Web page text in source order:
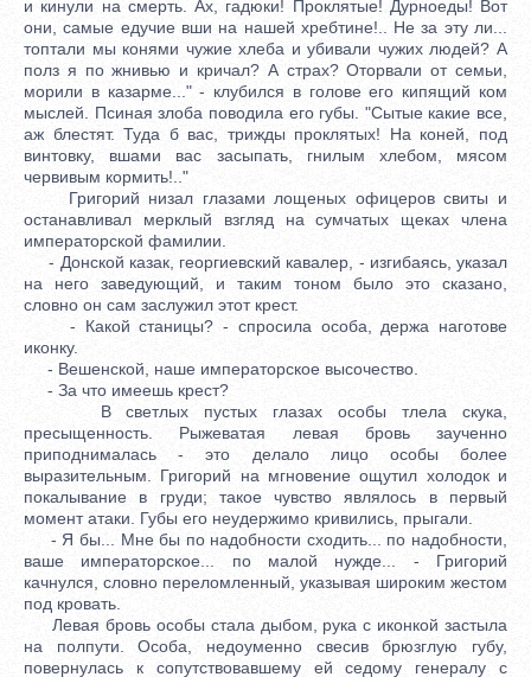
и кинули на смерть. Ах, гадюки! Проклятые! Дурноеды! Вот
они, самые едучие вши на нашей хребтине!.. Не за эту ли...
топтали мы конями чужие хлеба и убивали чужих людей? А
полз я по жнивью и кричал? А страх? Оторвали от семьи,
морили в казарме..." - клубился в голове его кипящий ком
мыслей. Псиная злоба поводила его губы. "Сытые какие все,
аж блестят. Туда б вас, трижды проклятых! На коней, под
винтовку, вшами вас засыпать, гнилым хлебом, мясом
червивым кормить!.."
Григорий низал глазами лощеных офицеров свиты и
останавливал мерклый взгляд на сумчатых щеках члена
императорской фамилии.
- Донской казак, георгиевский кавалер, - изгибаясь, указал
на него заведующий, и таким тоном было это сказано,
словно он сам заслужил этот крест.
- Какой станицы? - спросила особа, держа наготове
иконку.
- Вешенской, наше императорское высочество.
- За что имеешь крест?
В светлых пустых глазах особы тлела скука,
пресыщенность. Рыжеватая левая бровь заученно
приподнималась - это делало лицо особы более
выразительным. Григорий на мгновение ощутил холодок и
покалывание в груди; такое чувство являлось в первый
момент атаки. Губы его неудержимо кривились, прыгали.
- Я бы... Мне бы по надобности сходить... по надобности,
ваше императорское... по малой нужде... - Григорий
качнулся, словно переломленный, указывая широким жестом
под кровать.
Левая бровь особы стала дыбом, рука с иконкой застыла
на полпути. Особа, недоуменно свесив брюзглую губу,
повернулась к сопутствовавшему ей седому генералу с